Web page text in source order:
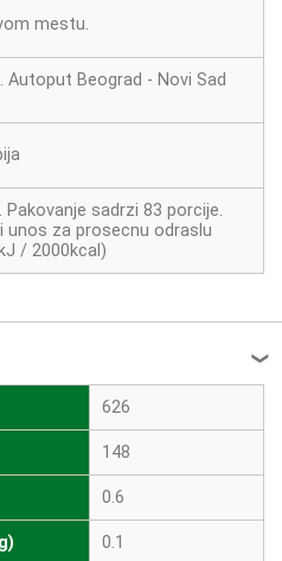
mestu.
Autoput Beograd - Novi Sad
Pakovanje sadrzi 83 porcije.
unos za prosecnu odraslu
/ 2000kcal)
❮
626
148
0.6
0.1